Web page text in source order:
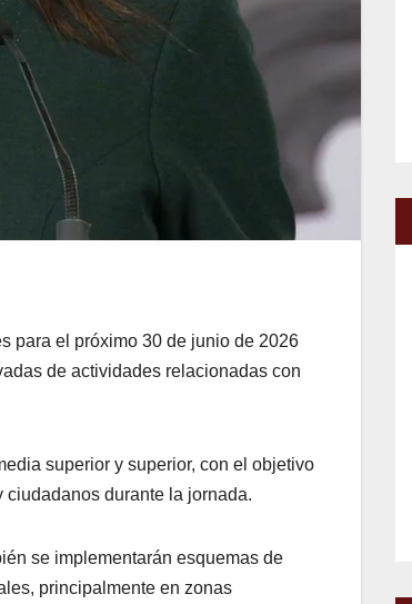
para el próximo 30 de junio de 2026
de actividades relacionadas con
superior y superior, con el objetivo
durante la jornada.
se implementarán esquemas de
principalmente en zonas